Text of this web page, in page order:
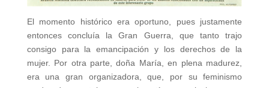
El momento histórico era oportuno, pues justamente
entonces concluía la Gran Guerra, que tanto trajo
consigo para la emancipación y los derechos de la
mujer. Por otra parte, doña María, en plena madurez,
era una gran organizadora, que, por su feminismo